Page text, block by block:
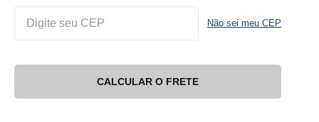
Não sei meu CEP
CALCULAR O FRETE